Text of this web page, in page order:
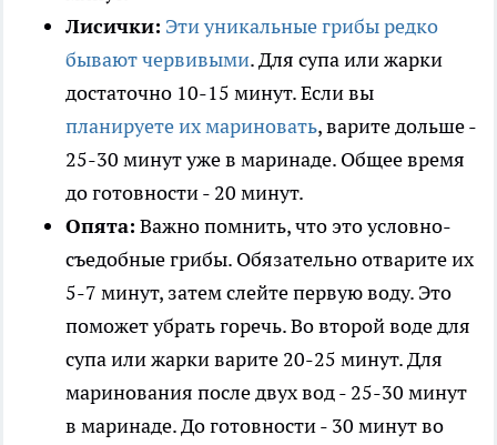
Лисички: Эти уникальные грибыредко
бывают червивыми. Для супа или жарки
достаточно 10-15 минут. Если вы
планируете их мариновать, варите дольше -
25-30 минут уже в маринаде. Общее время
до готовности - 20 минут.
Опята: Важно помнить, что это условно-
съедобные грибы. Обязательно отварите их
5-7 минут, затем слейте первую воду. Это
поможет убрать горечь. Во второй воде для
супа или жарки варите 20-25 минут. Для
маринования после двух вод - 25-30 минут
в маринаде. До готовности - 30 минут во